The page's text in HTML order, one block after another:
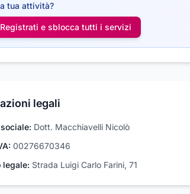
tua attività?
Registrati e sblocca tutti i servizi
legali
Dott. Macchiavelli Nicolò
00276670346
legale: Strada Luigi Carlo Farini, 71